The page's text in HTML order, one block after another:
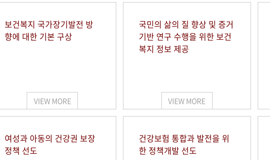
보건복지 국가장기발전 방
향에 대한 기본 구상
VIEW MORE
국민의 삶의 질 향상 및 증거
기반 연구 수행을 위한 보건
복지 정보 제공
VIEW MORE
여성과 아동의 건강권 보장
정책 선도
건강보험 통합과 발전을 위
한 정책개발 선도